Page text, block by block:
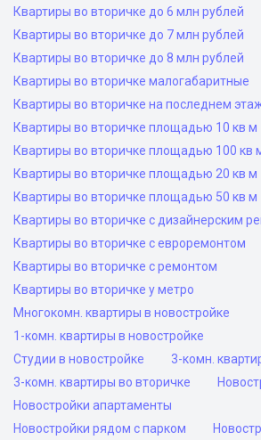
Квартиры во вторичке до 6 млн рублей
Квартиры во вторичке до 7 млн рублей
Квартиры во вторичке до 8 млн рублей
Квартиры во вторичке малогабаритные
Квартиры во вторичке на последнем
Квартиры во вторичке площадью 10 кв м
Квартиры во вторичке площадью 100 кв
Квартиры во вторичке площадью 20 кв м
Квартиры во вторичке площадью 50 кв м
Квартиры во вторичке с дизайнерским
Квартиры во вторичке с евроремонтом
Квартиры во вторичке с ремонтом
Квартиры во вторичке у метро
Многокомн. квартиры в новостройке
1-комн. квартиры в новостройке
Студии в новостройке
3-комн.
3-комн. квартиры во вторичке
Новостройки апартаменты
Новостройки рядом с парком